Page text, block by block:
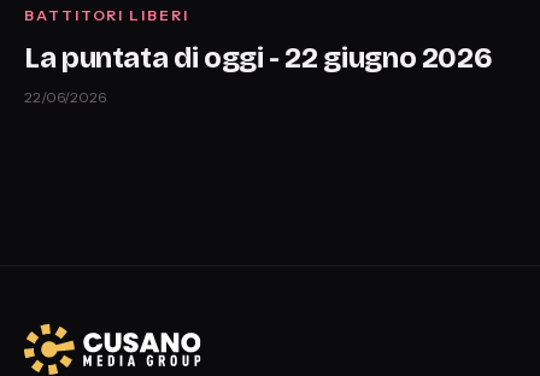
BATTITORI LIBERI
La puntata di oggi - 22 giugno 2026
22/06/2026